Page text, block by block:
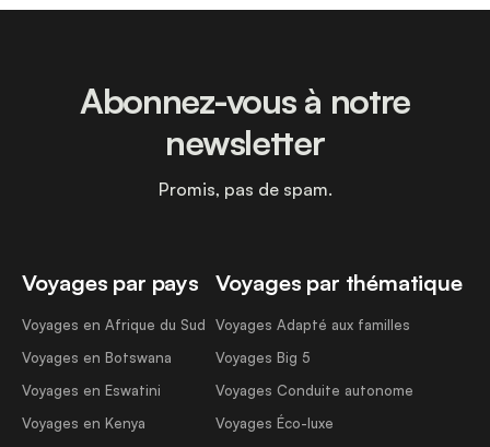
Voyages par pays
Voyages en Afrique du Sud
Voyages en Botswana
Voyages en Eswatini
Voyages en Kenya
Voyages par thématique
Voyages Adapté aux familles
Voyages Big 5
Voyages Conduite autonome
Voyages Éco-luxe
Abonnez-vous à notre
newsletter
Promis, pas de spam.